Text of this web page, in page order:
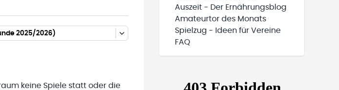
2025/2026)
keine Spiele statt oder die
Auszeit - Der Ernährungsblog
Amateurtor des Monats
Spielzug - Ideen für Vereine
FAQ